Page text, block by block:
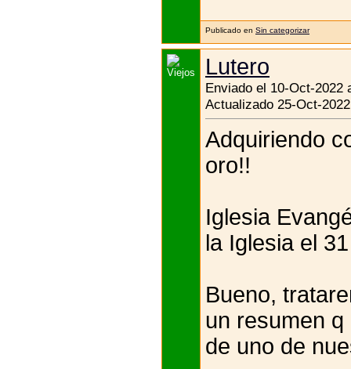
Publicado en Sin categorizar
Lutero
Enviado el 10-Oct-2022
Actualizado 25-Oct-
Adquiriendo
oro!!
Iglesia
la Iglesia el
Bueno,
un resumen
de uno de